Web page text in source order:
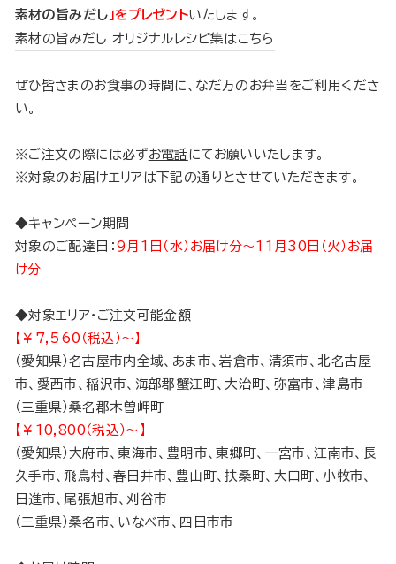
素材の旨みだし 」をプレゼントいたします。
素材の旨みだし オリジナルレシピ集はこちら
ぜひ皆さまのお食事の時間に、なだ万のお弁当をご利用くださ
い。
※ご注文の際には必ずお電話 にてお願いいたします。
※対象のお届けエリアは下記の通りとさせていただきます。
◆キャンペーン期間
対象のご配達日： 9月1日（水）お届け分〜11月30日（火）お届
け分
◆対象エリア・ご注文可能金額
【￥7,560（税込）～】
（愛知県）名古屋市内全域、あま市、岩倉市、清須市、北名古屋
市、愛西市、稲沢市、海部郡蟹江町、大治町、弥富市、津島市
（三重県）桑名郡木曽岬町
【￥10,800（税込）～】
（愛知県）大府市、東海市、豊明市、東郷町、一宮市、江南市、長
久手市、飛鳥村、春日井市、豊山町、扶桑町、大口町、小牧市、
日進市、尾張旭市、刈谷市
（三重県）桑名市、いなべ市、四日市市